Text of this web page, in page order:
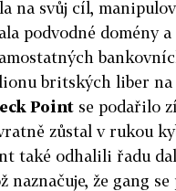
na svůj cíl,
podvodné domény a
britských liber
Point se podařilo
zůstal v rukou
také odhalili řadu
naznačuje, že gang